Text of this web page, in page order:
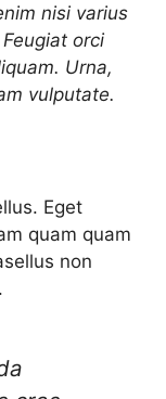
nisi varius
orci
Urna,
vulputate.
Eget
quam quam
non